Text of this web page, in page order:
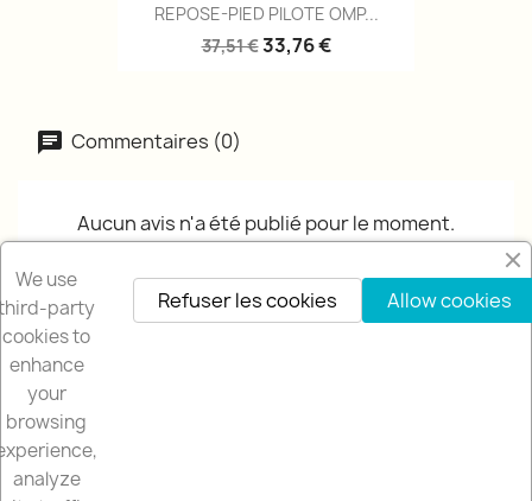
REPOSE-PIED PILOTE OMP...
37,51 €33,76 €
Commentaires (0)
Aucun avis n'a été publié pour le moment.
NOTRE SOCIETÉ
We use
party
cookies to
enhance
your
browsing
analyze
Allow cookies
Refuser les cookies